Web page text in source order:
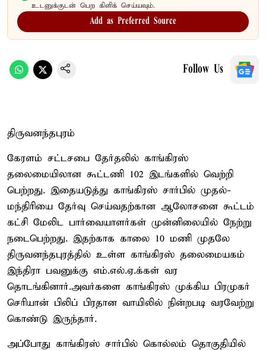
உடனுக்குடன் பெற கிளிக் செய்யவும்.
Add as Preferred Source
Follow Us
திருவனந்தபுரம்
கேரளம் சட்டசபை தேர்தலில் காங்கிரஸ்
தலைமையிலான கூட்டணி 102 இடங்களில் வெற்றி
பெற்றது. இதையடுத்து காங்கிரஸ் சார்பில் முதல்-
மந்திரியை தேர்வு செய்வதற்கான ஆலோசனை கூட்டம்
கட்சி மேலிட பார்வையாளர்கள் முன்னிலையில் நேற்று
நடைபெற்றது. இதற்காக காலை 10 மணி முதலே
திருவனந்தபுரத்தில் உள்ள காங்கிரஸ் தலைமையகம்
இந்திரா பவனுக்கு எம்.எல்.ஏ.க்கள் வர
தொடங்கினார்.அவர்களை காங்கிரஸ் முக்கிய பிரமுகர்
செரியான் பிலிப் பிரதான வாயிலில் நின்றபடி வரவேற்று
கொண்டு இருந்தார்.
அப்போது காங்கிரஸ் சார்பில் கொல்லம் தொகுதியில்